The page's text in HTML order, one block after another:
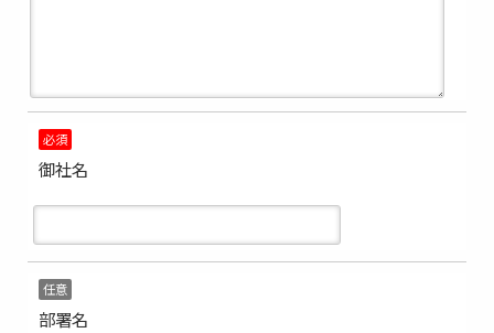
必須
御社名
任意
部署名